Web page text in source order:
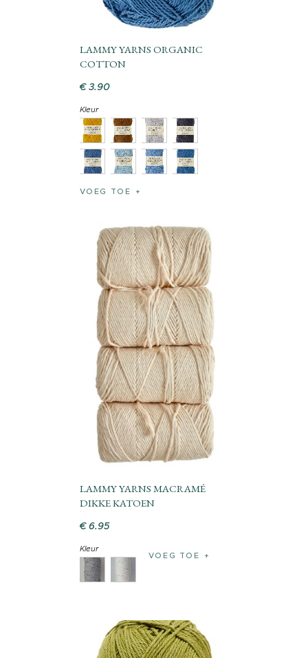
LAMMY YARNS ORGANIC
COTTON
€ 3.90
Kleur
VOEG TOE
LAMMY YARNS MACRAMÉ
DIKKE KATOEN
€ 6.95
Kleur
VOEG TOE